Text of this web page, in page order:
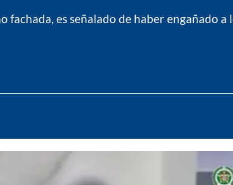
fachada, es señalado de haber engañado